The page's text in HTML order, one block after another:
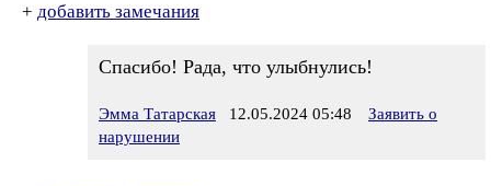
+ добавить замечания
Спасибо! Рада, что улыбнулись!
Эмма Татарская 12.05.2024 05:48
Заявить о
нарушении